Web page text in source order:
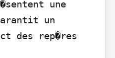
une
un
des rep�res